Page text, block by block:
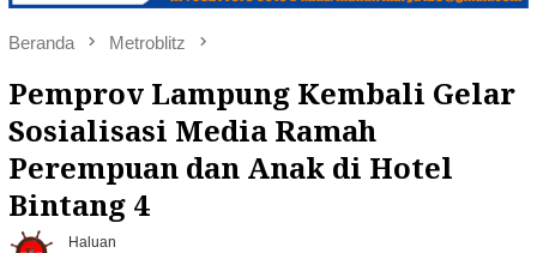
Beranda Metroblitz
Pemprov Lampung Kembali Gelar
Sosialisasi Media Ramah
Perempuan dan Anak di Hotel
Bintang 4
Haluan